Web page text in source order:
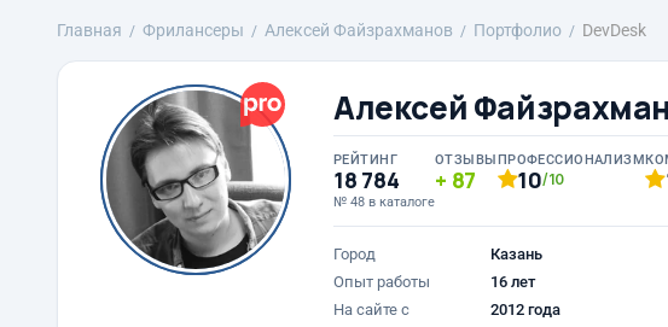
Главная Фрилансеры Алексей Файзрахманов Портфолио DevDesk
Алексей
РЕЙТИНГ
18 784
№ 48 в каталоге
ОТЗЫВЫ
87
ПРОФЕССИОНАЛИЗМ
10/10
Город
Казань
Опыт работы
16 лет
На сайте с
2012 года